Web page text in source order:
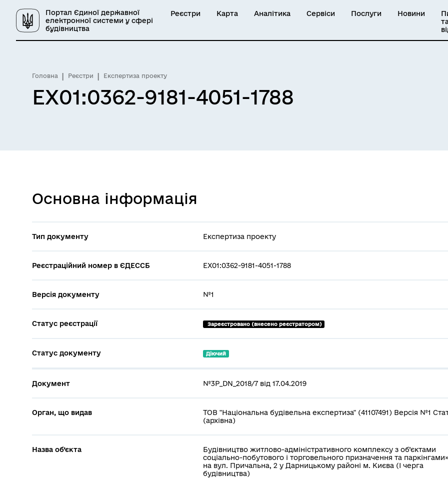
Портал Єдиної державної
електронної системи у сфері
будівництва
Реєстри Карта Аналітика Сервіси Послуги Новини
Головна Реєстри Експертиза проекту
EX01:0362-9181-4051-1788
Основна інформація
Тип документу Експертиза проекту
Реєстраційний номер в ЄДЕССБ EX01:0362-9181-4051-1788
Версія документу №1
Статус реєстрації Зареєстровано (внесено реєстратором)
Статус документу Діючий
Документ №3P_DN_2018/7 від 17.04.2019
Орган, що видав
ТОВ "Національна будівельна експертиза" (41107491) Версія №1
(архівна)
Назва об’єкта
Будівництво житлово-адміністративного комплексу з об’єктами
соціально-побутового і торговельного призначення та
на вул. Причальна, 2 у Дарницькому районі м. Києва (І черга
будівництва)